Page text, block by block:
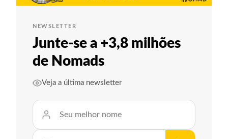
NEWSLETTER
Junte-se a +3,8 milhões
de Nomads
Veja a última newsletter